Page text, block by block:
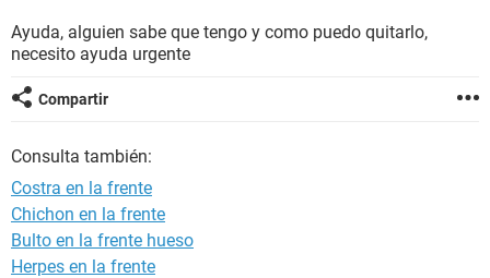
GLOSARIO
Ayuda, alguien sabe que tengo y como puedo quitarlo,
necesito ayuda urgente
Compartir
Consulta también:
Costra en la frente
Chichon en la frente
Bulto en la frente hueso
Herpes en la frente